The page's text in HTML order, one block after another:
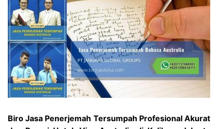
Biro Jasa Penerjemah Tersumpah Profesional Akurat